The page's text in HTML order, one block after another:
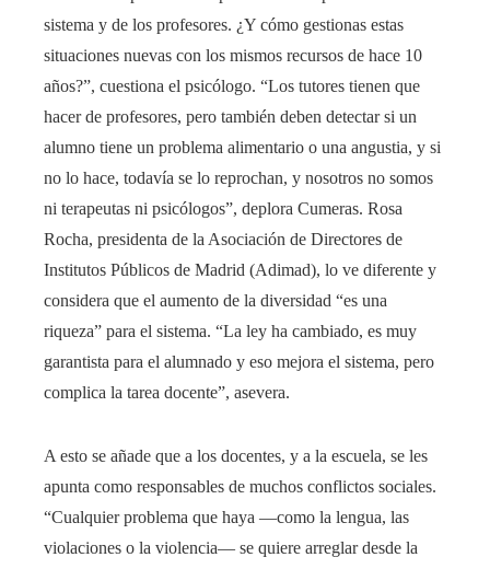
sistema y de los profesores. ¿Y cómo gestionas estas
situaciones nuevas con los mismos recursos de hace 10
años?”, cuestiona el psicólogo. “Los tutores tienen que
hacer de profesores, pero también deben detectar si un
alumno tiene un problema alimentario o una angustia, y si
no lo hace, todavía se lo reprochan, y nosotros no somos
ni terapeutas ni psicólogos”, deplora Cumeras. Rosa
Rocha, presidenta de la Asociación de Directores de
Institutos Públicos de Madrid (Adimad), lo ve diferente y
considera que el aumento de la diversidad “es una
riqueza” para el sistema. “La ley ha cambiado, es muy
garantista para el alumnado y eso mejora el sistema, pero
complica la tarea docente”, asevera.
A esto se añade que a los docentes, y a la escuela, se les
apunta como responsables de muchos conflictos sociales.
“Cualquier problema que haya —como la lengua, las
violaciones o la violencia— se quiere arreglar desde la